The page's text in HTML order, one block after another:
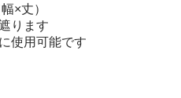
×丈）
ります
使用可能です